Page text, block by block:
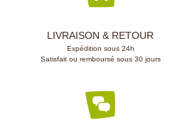
LIVRAISON & RETOUR
Expédition sous 24h
Satisfait ou remboursé sous 30 jours